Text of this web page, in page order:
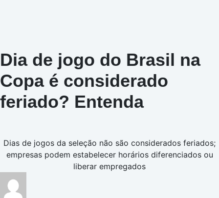
Dia de jogo do Brasil na
Copa é considerado
feriado? Entenda
Dias de jogos da seleção não são considerados feriados;
empresas podem estabelecer horários diferenciados ou
liberar empregados